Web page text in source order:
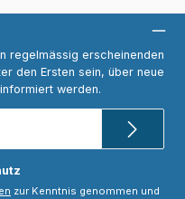
regelmässig erscheinenden
den Ersten sein, über neue
werden.
zur Kenntnis genommen und